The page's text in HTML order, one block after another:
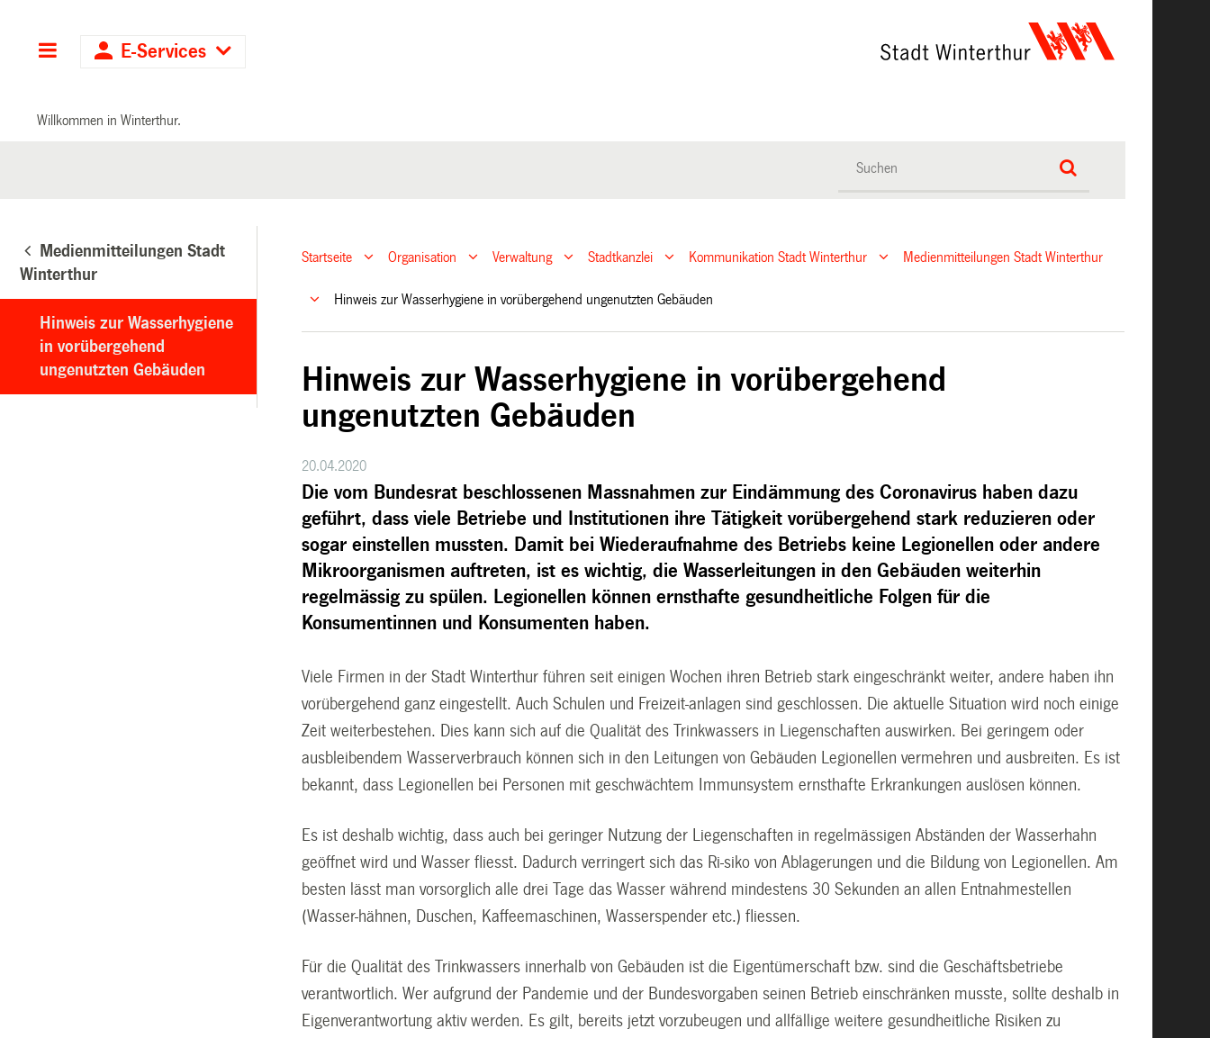
Hauptnavigation
E-Services
Willkommen in Winterthur.
Medienmitteilungen Stadt
Winterthur
Hinweis zur Wasserhygiene
in vorübergehend
ungenutzten Gebäuden
Startseite Organisation Verwaltung Stadtkanzlei Kommunikation Stadt Winterthur Medienmitteilungen Stadt Winterthur
Hinweis zur Wasserhygiene in vorübergehend ungenutzten Gebäuden
Hinweis zur Wasserhygiene in vorübergehend
ungenutzten Gebäuden
20.04.2020
Die vom Bundesrat beschlossenen Massnahmen zur Eindämmung des Coronavirus haben dazu
geführt, dass viele Betriebe und Institutionen ihre Tätigkeit vorübergehend stark reduzieren oder
sogar einstellen mussten. Damit bei Wiederaufnahme des Betriebs keine Legionellen oder andere
Mikroorganismen auftreten, ist es wichtig, die Wasserleitungen in den Gebäuden weiterhin
regelmässig zu spülen. Legionellen können ernsthafte gesundheitliche Folgen für die
Konsumentinnen und Konsumenten haben.
Viele Firmen in der Stadt Winterthur führen seit einigen Wochen ihren Betrieb stark eingeschränkt weiter, andere haben ihn
vorübergehend ganz eingestellt. Auch Schulen und Freizeit-anlagen sind geschlossen. Die aktuelle Situation wird noch einige
Zeit weiterbestehen. Dies kann sich auf die Qualität des Trinkwassers in Liegenschaften auswirken. Bei geringem oder
ausbleibendem Wasserverbrauch können sich in den Leitungen von Gebäuden Legionellen vermehren und ausbreiten. Es ist
bekannt, dass Legionellen bei Personen mit geschwächtem Immunsystem ernsthafte Erkrankungen auslösen können.
Es ist deshalb wichtig, dass auch bei geringer Nutzung der Liegenschaften in regelmässigen Abständen der Wasserhahn
geöffnet wird und Wasser fliesst. Dadurch verringert sich das Ri-siko von Ablagerungen und die Bildung von Legionellen. Am
besten lässt man vorsorglich alle drei Tage das Wasser während mindestens 30 Sekunden an allen Entnahmestellen
(Wasser-hähnen, Duschen, Kaffeemaschinen, Wasserspender etc.) fliessen.
Für die Qualität des Trinkwassers innerhalb von Gebäuden ist die Eigentümerschaft bzw. sind die Geschäftsbetriebe
verantwortlich. Wer aufgrund der Pandemie und der Bundesvorgaben seinen Betrieb einschränken musste, sollte deshalb in
Eigenverantwortung aktiv werden. Es gilt, bereits jetzt vorzubeugen und allfällige weitere gesundheitliche Risiken zu